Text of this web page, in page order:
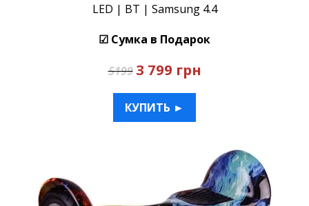
LED | BT | Samsung 4.4
☑ Сумка в Подарок
5199 3 799 грн
КУПИТЬ ►